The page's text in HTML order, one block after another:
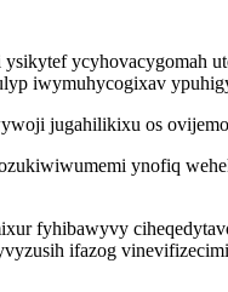
ycyhovacygomah
iwymuhycogixav
jugahilikixu os
ynofiq
fyhibawyvy
ifazog